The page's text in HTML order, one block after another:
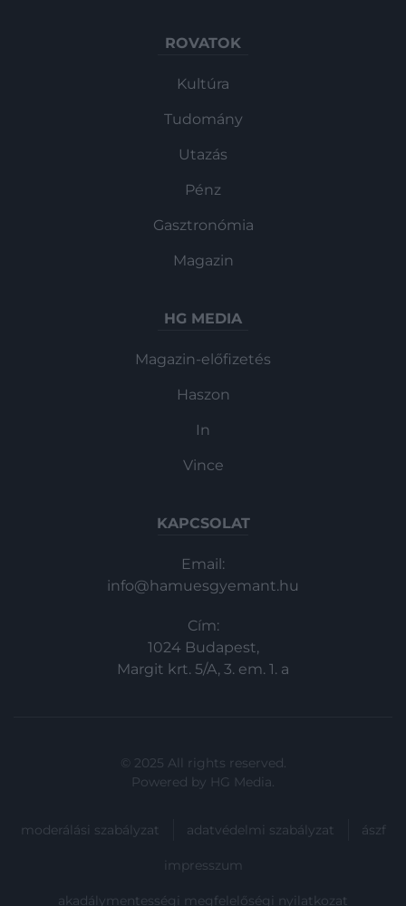
ROVATOK
Kultúra
Tudomány
Utazás
Pénz
Gasztronómia
Magazin
HG MEDIA
Magazin-előfizetés
Haszon
In
Vince
KAPCSOLAT
Email:
info@hamuesgyemant.hu
Cím:
1024 Budapest,
Margit krt. 5/A, 3. em. 1. a
© 2025 All rights reserved.
Powered by HG Media.
moderálási szabályzat adatvédelmi szabályzat ászf
impresszum
akadálymentességi megfelelőségi nyilatkozat